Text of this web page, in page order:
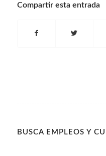
Compartir esta entrada
BUSCA EMPLEOS Y